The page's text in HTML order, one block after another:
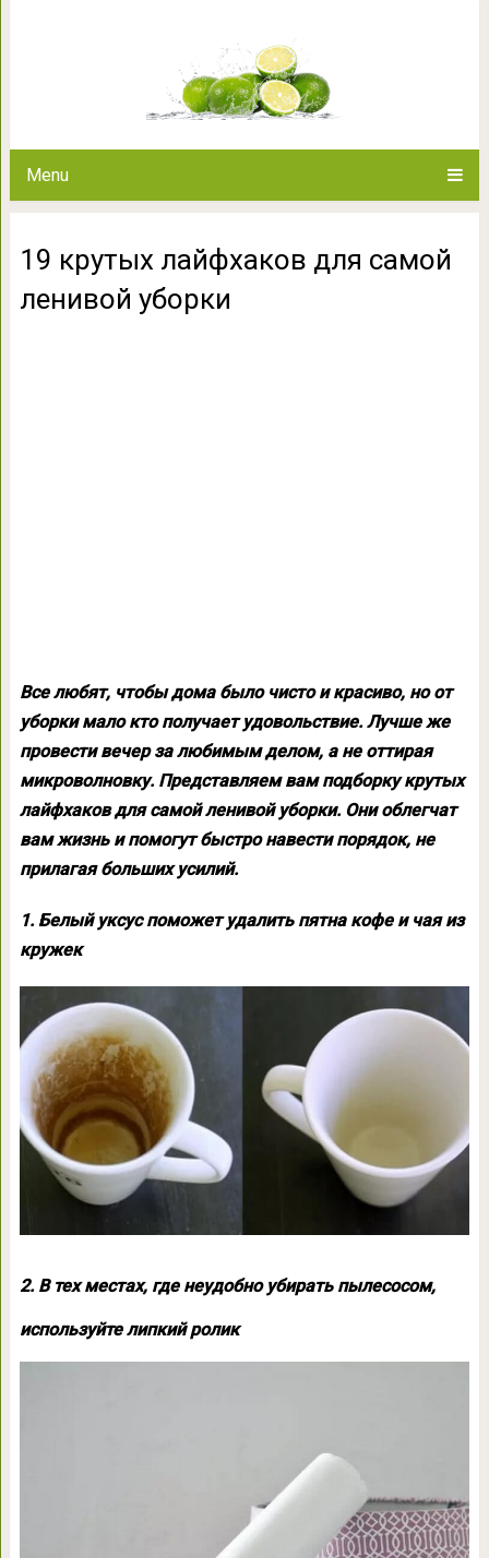
Menu
19 крутых лайфхаков для самой
ленивой уборки
Все любят, чтобы дома было чисто и красиво, но от
уборки мало кто получает удовольствие. Лучше же
провести вечер за любимым делом, а не оттирая
микроволновку. Представляем вам подборку крутых
лайфхаков для самой ленивой уборки. Они облегчат
вам жизнь и помогут быстро навести порядок, не
прилагая больших усилий.
1. Белый уксус поможет удалить пятна кофе и чая из
кружек
2. В тех местах, где неудобно убирать пылесосом,
используйте липкий ролик